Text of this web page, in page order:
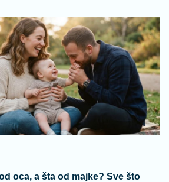
oca, a šta od majke? Sve što